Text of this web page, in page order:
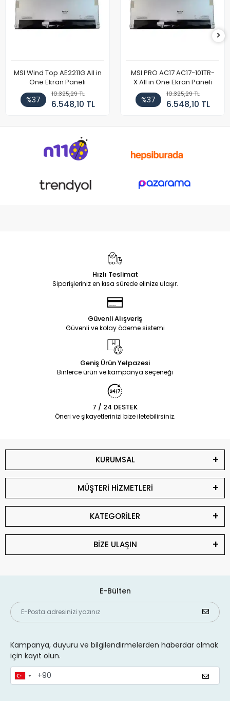
MSI Wind Top AE2211G All in
One Ekran Paneli
%37
10.325,29 TL
6.548,10 TL
MSI PRO AC17 AC17-101TR-
X All in One Ekran Paneli
%37
10.325,29 TL
6.548,10 TL
Hızlı Teslimat
Siparişleriniz en kısa sürede elinize ulaşır.
Güvenli Alışveriş
Güvenli ve kolay ödeme sistemi
Geniş Ürün Yelpazesi
Binlerce ürün ve kampanya seçeneği
7 / 24 DESTEK
Öneri ve şikayetlerinizi bize iletebilirsiniz.
KURUMSAL
MÜŞTERİ HİZMETLERİ
KATEGORİLER
BİZE ULAŞIN
E-Bülten
Kampanya, duyuru ve bilgilendirmelerden haberdar olmak
için kayıt olun.